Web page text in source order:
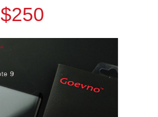
$250